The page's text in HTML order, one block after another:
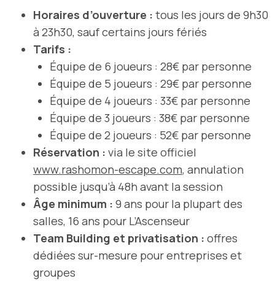
Horaires d’ouverture : tous les jours de 9h30
à 23h30, sauf certains jours fériés
Tarifs :
Équipe de 6 joueurs : 28€ par personne
Équipe de 5 joueurs : 29€ par personne
Équipe de 4 joueurs : 33€ par personne
Équipe de 3 joueurs : 38€ par personne
Équipe de 2 joueurs : 52€ par personne
Réservation : via le site officiel
www.rashomon-escape.com, annulation
possible jusqu’à 48h avant la session
Âge minimum : 9 ans pour la plupart des
salles, 16 ans pour L’Ascenseur
Team Building et privatisation : offres
dédiées sur-mesure pour entreprises et
groupes